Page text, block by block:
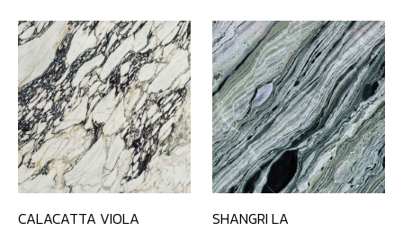
CALACATTA VIOLA SHANGRI LA